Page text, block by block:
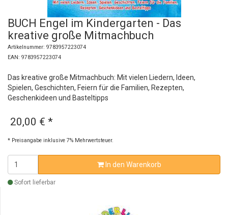
BUCH Engel im Kindergarten - Das
kreative große Mitmachbuch
Artikelnummer: 9783957223074
EAN: 9783957223074
Das kreative große Mitmachbuch: Mit vielen Liedern, Ideen,
Spielen, Geschichten, Feiern für die Familien, Rezepten,
Geschenkideen und Basteltipps
20,00 € *
* Preisangabe inklusive 7% Mehrwertsteuer.
In den Warenkorb
Sofort lieferbar